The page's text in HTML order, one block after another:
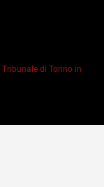
di Torino in